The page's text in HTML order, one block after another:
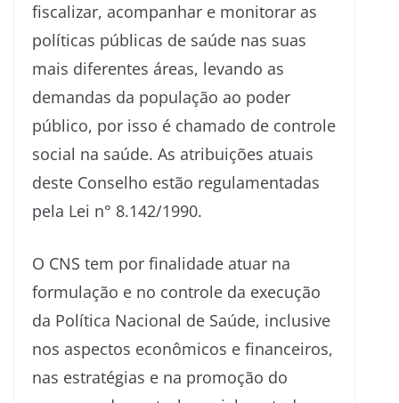
fiscalizar, acompanhar e monitorar as
políticas públicas de saúde nas suas
mais diferentes áreas, levando as
demandas da população ao poder
público, por isso é chamado de controle
social na saúde. As atribuições atuais
deste Conselho estão regulamentadas
pela Lei n° 8.142/1990.
O CNS tem por finalidade atuar na
formulação e no controle da execução
da Política Nacional de Saúde, inclusive
nos aspectos econômicos e financeiros,
nas estratégias e na promoção do